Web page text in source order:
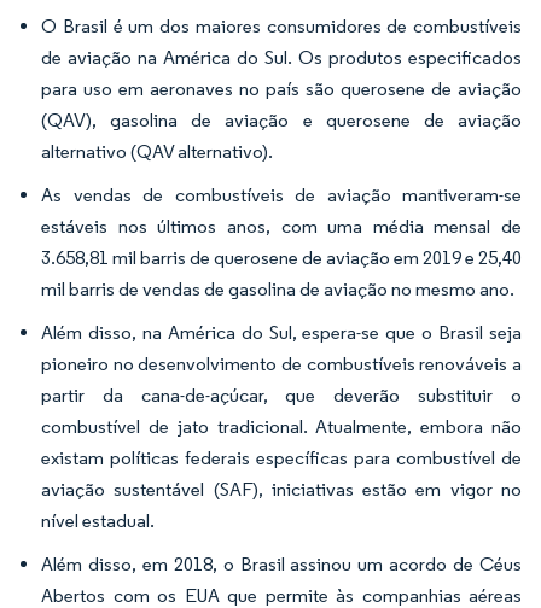
O Brasil é um dos maiores consumidores de combustíveis
de aviação na América do Sul. Os produtos especificados
para uso em aeronaves no país são querosene de aviação
(QAV), gasolina de aviação e querosene de aviação
alternativo (QAV alternativo).
As vendas de combustíveis de aviação mantiveram-se
estáveis nos últimos anos, com uma média mensal de
3.658,81 mil barris de querosene de aviação em 2019 e 25,40
mil barris de vendas de gasolina de aviação no mesmo ano.
Além disso, na América do Sul, espera-se que o Brasil seja
pioneiro no desenvolvimento de combustíveis renováveis a
partir da cana-de-açúcar, que deverão substituir o
combustível de jato tradicional. Atualmente, embora não
existam políticas federais específicas para combustível de
aviação sustentável (SAF), iniciativas estão em vigor no
nível estadual.
Além disso, em 2018, o Brasil assinou um acordo de Céus
Abertos com os EUA que permite às companhias aéreas